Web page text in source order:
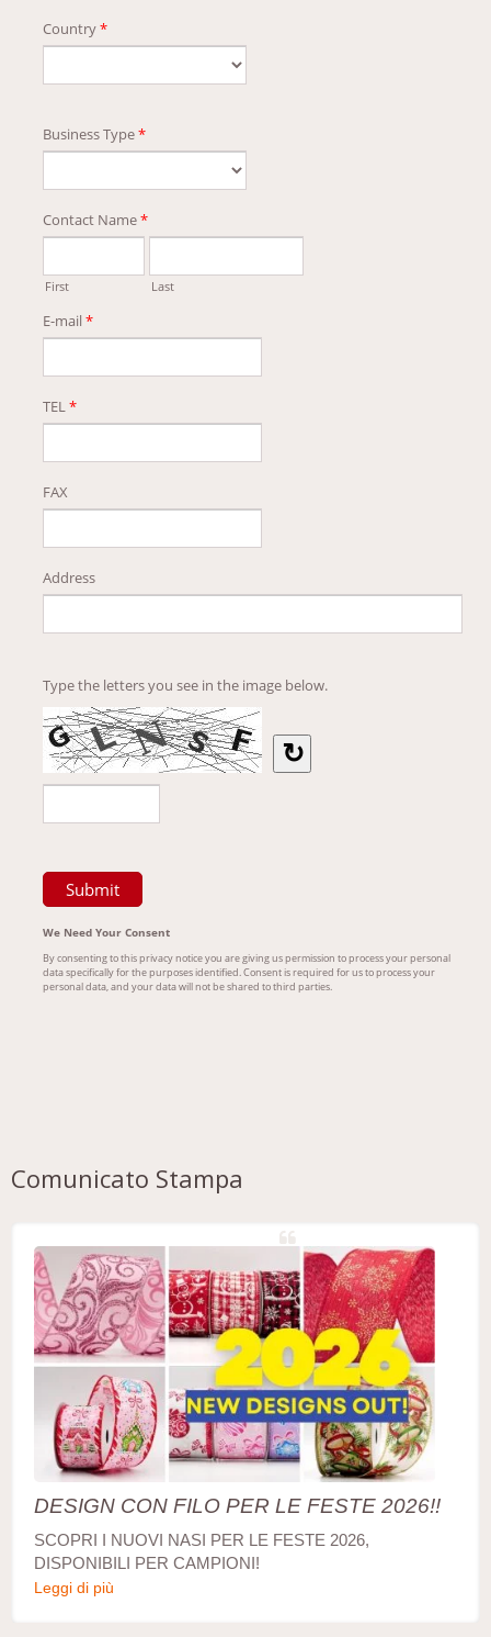
Comunicato Stampa
DESIGN CON FILO PER LE FESTE 2026!!
SCOPRI I NUOVI NASI PER LE FESTE 2026,
DISPONIBILI PER CAMPIONI!
Leggi di più